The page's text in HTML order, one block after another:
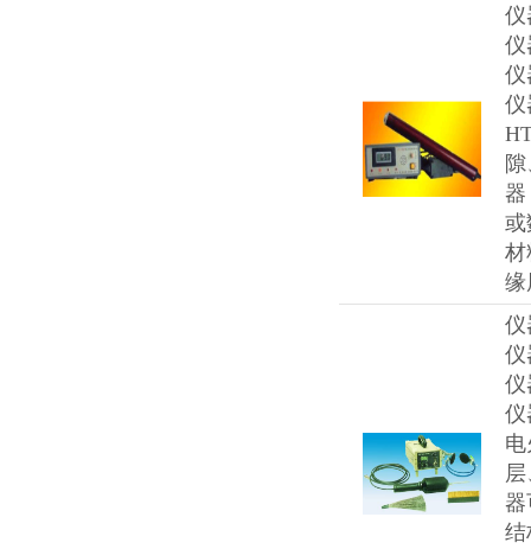
仪
仪
仪
仪
器
或
材
缘
仪
仪
仪
仪
器
结